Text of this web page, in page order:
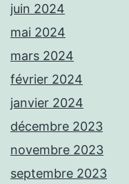
juin 2024
mai 2024
mars 2024
février 2024
janvier 2024
décembre 2023
novembre 2023
septembre 2023